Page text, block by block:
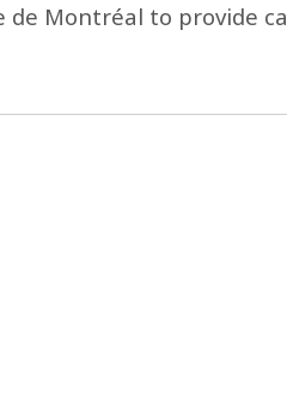
Montréal to provide